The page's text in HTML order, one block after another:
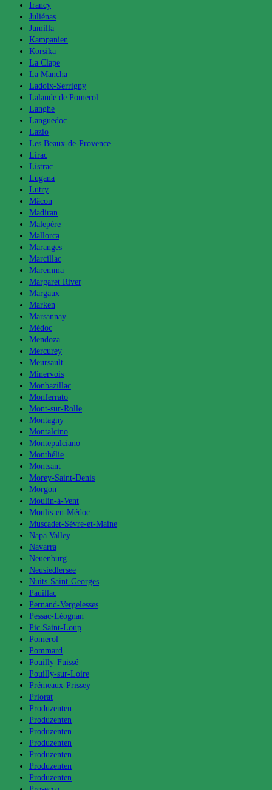
Irancy
Juliénas
Jumilla
Kampanien
Korsika
La Clape
La Mancha
Ladoix-Serrigny
Lalande de Pomerol
Langhe
Languedoc
Lazio
Les Beaux-de-Provence
Lirac
Listrac
Lugana
Lutry
Mâcon
Madiran
Malepère
Mallorca
Maranges
Marcillac
Maremma
Margaret River
Margaux
Marken
Marsannay
Médoc
Mendoza
Mercurey
Meursault
Minervois
Monbazillac
Monferrato
Mont-sur-Rolle
Montagny
Montalcino
Montepulciano
Monthélie
Montsant
Morey-Saint-Denis
Morgon
Moulin-à-Vent
Moulis-en-Médoc
Muscadet-Sèvre-et-Maine
Napa Valley
Navarra
Neuenburg
Neusiedlersee
Nuits-Saint-Georges
Pauillac
Pernand-Vergelesses
Pessac-Léognan
Pic Saint-Loup
Pomerol
Pommard
Pouilly-Fuissé
Pouilly-sur-Loire
Prémeaux-Prissey
Priorat
Produzenten
Produzenten
Produzenten
Produzenten
Produzenten
Produzenten
Produzenten